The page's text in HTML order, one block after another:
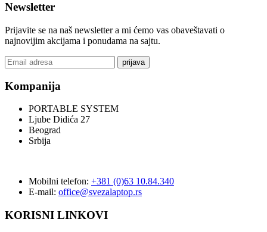
Newsletter
Prijavite se na naš newsletter a mi ćemo vas obaveštavati o
najnovijim akcijama i ponudama na sajtu.
prijava
Kompanija
PORTABLE SYSTEM
Ljube Didića 27
Beograd
Srbija
Mobilni telefon: +381 (0)63 10.84.340
E-mail: office@svezalaptop.rs
KORISNI LINKOVI